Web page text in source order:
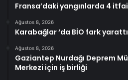
Fransa’daki yangınlarda 4
Ağustos 8, 2026
Karabağlar ‘da BİO fark yarattı
Ağustos 8, 2026
Gaziantep Nurdağı Deprem
Merkezi için iş birliği